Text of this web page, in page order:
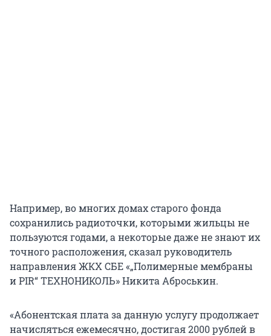
Например, во многих домах старого фонда
сохранились радиоточки, которыми жильцы не
пользуются годами, а некоторые даже не знают их
точного расположения, сказал руководитель
направления ЖКХ СБЕ «„Полимерные мембраны
и PIR“ ТЕХНОНИКОЛЬ» Никита Аброськин.
«Абонентская плата за данную услугу продолжает
начисляться ежемесячно, достигая 2000 рублей в